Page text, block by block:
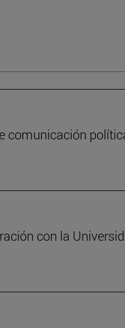
comunicación
con la